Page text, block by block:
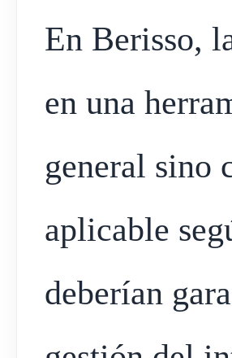
En Berisso,
en una
general sino
aplicable
deberían